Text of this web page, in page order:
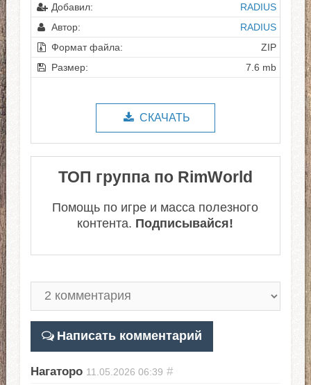
Добавил:
RADIUS
Автор:
RADIUS
Формат файла:
ZIP
Размер:
7.6 mb
СКАЧАТЬ
ТОП группа по RimWorld
Помощь по игре и масса полезного
контента. Подписывайся!
Написать комментарий
Нагаторо 11.05.2026 06:39 #